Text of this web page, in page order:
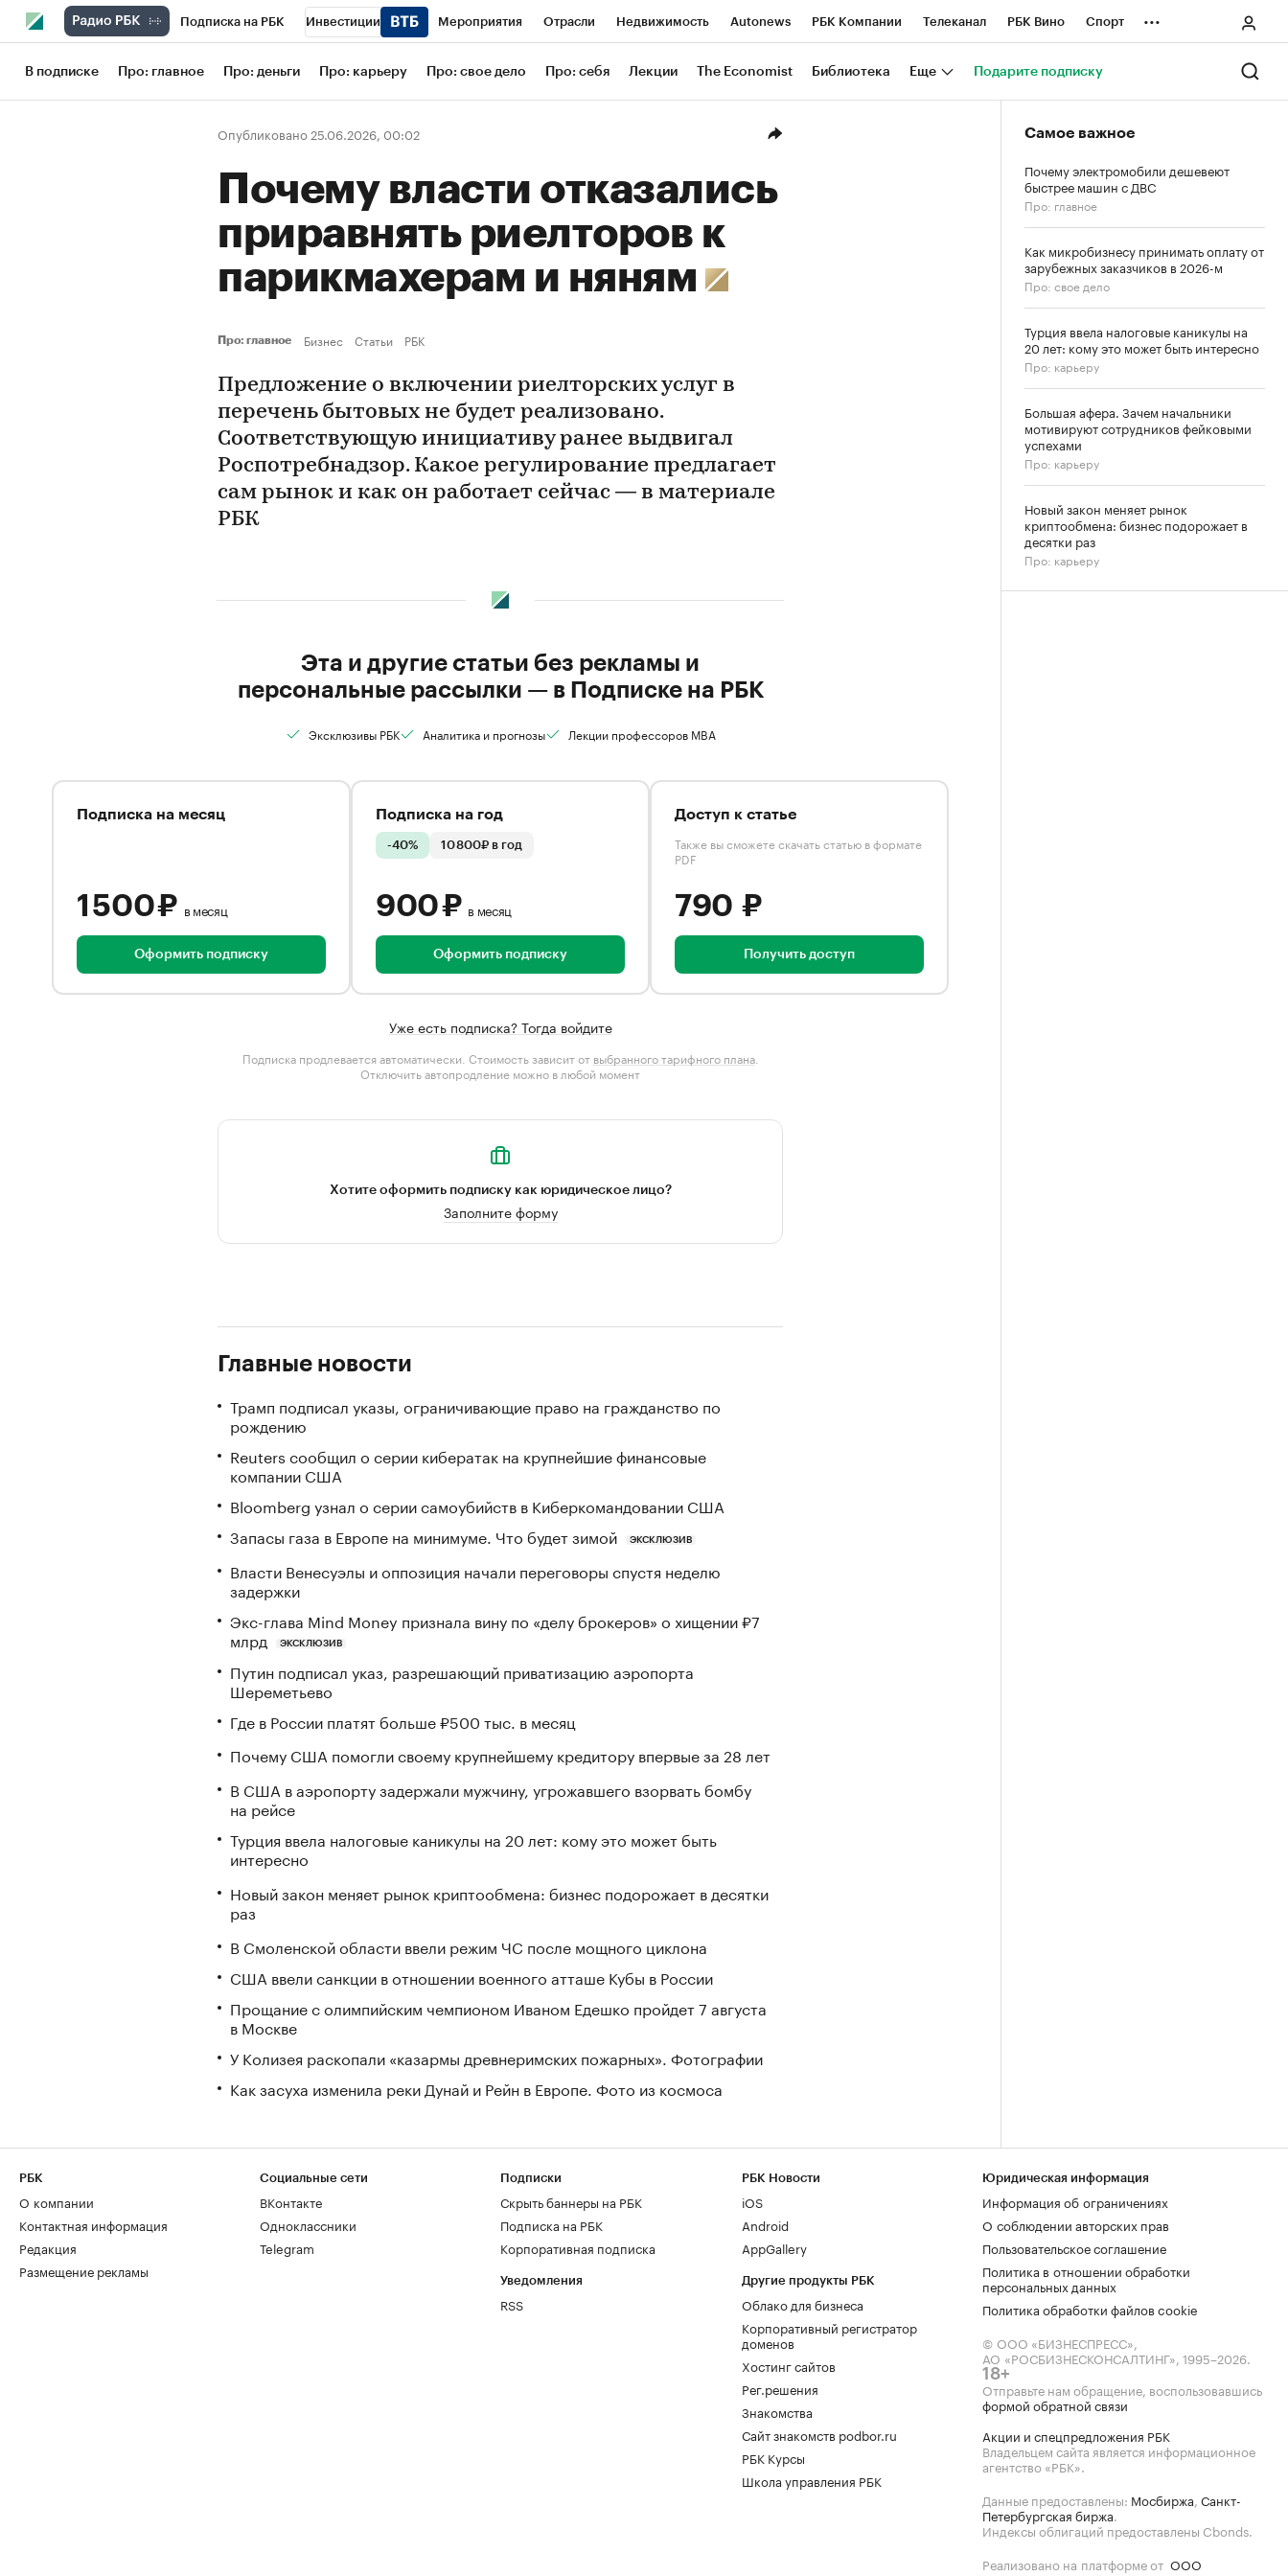
Подписка на РБК Инвестиции Мероприятия Отрасли Недвижимость Autonews РБК Компании Телеканал РБК Вино Спорт
Школа управления РБК РБК Образование РБК Life Тренды Визионеры Национальные проекты Город
Рынок наличной валюты
...
В подписке Про: главное Про: деньги Про: карьеру Про: свое дело Про: себя Лекции The Economist Библиотека Еще Подарите подписку
Опубликовано 25.06.2026, 00:02
Почему власти отказались
приравнять риелторов к
парикмахерам и няням
Про: главное Бизнес Статьи РБК
Предложение о включении риелторских услуг в
перечень бытовых не будет реализовано.
Соответствующую инициативу ранее выдвигал
Роспотребнадзор. Какое регулирование предлагает
сам рынок и как он работает сейчас — в материале
РБК
Эта и другие статьи без рекламы и
персональные рассылки — в Подписке на РБК
Эксклюзивы РБК Аналитика и прогнозы Лекции профессоров MBA
Подписка на месяц
1 500 ₽ в месяц
Оформить подписку
Подписка на год
-40% 10 800₽ в год
900 ₽ в месяц
Оформить подписку
Доступ к статье
Также вы сможете скачать статью в формате
PDF
790 ₽
Получить доступ
Уже есть подписка? Тогда войдите
Подписка продлевается автоматически. Стоимость зависит от выбранного тарифного плана.
Отключить автопродление можно в любой момент
Хотите оформить подписку как юридическое лицо?
Заполните форму
Главные новости
Трамп подписал указы, ограничивающие право на гражданство по
рождению
Reuters сообщил о серии кибератак на крупнейшие финансовые
компании США
Bloomberg узнал о серии самоубийств в Киберкомандовании США
Запасы газа в Европе на минимуме. Что будет зимой
ЭКСКЛЮЗИВ
Власти Венесуэлы и оппозиция начали переговоры спустя неделю
задержки
Экс-глава Mind Money признала вину по «делу брокеров» о хищении ₽7
млрд
ЭКСКЛЮЗИВ
Путин подписал указ, разрешающий приватизацию аэропорта
Шереметьево
Где в России платят больше ₽500 тыс. в месяц
Почему США помогли своему крупнейшему кредитору впервые за 28 лет
В США в аэропорту задержали мужчину, угрожавшего взорвать бомбу
на рейсе
Турция ввела налоговые каникулы на 20 лет: кому это может быть
интересно
Новый закон меняет рынок криптообмена: бизнес подорожает в десятки
раз
В Смоленской области ввели режим ЧС после мощного циклона
США ввели санкции в отношении военного атташе Кубы в России
Прощание с олимпийским чемпионом Иваном Едешко пройдет 7 августа
в Москве
У Колизея раскопали «казармы древнеримских пожарных». Фотографии
Как засуха изменила реки Дунай и Рейн в Европе. Фото из космоса
Самое важное
Почему электромобили дешевеют
быстрее машин с ДВС
Про: главное
Как микробизнесу принимать оплату от
зарубежных заказчиков в 2026-м
Про: свое дело
Турция ввела налоговые каникулы на
20 лет: кому это может быть интересно
Про: карьеру
Большая афера. Зачем начальники
мотивируют сотрудников фейковыми
успехами
Про: карьеру
Новый закон меняет рынок
криптообмена: бизнес подорожает в
десятки раз
Про: карьеру
РБК
О компании
Контактная информация
Редакция
Размещение рекламы
Социальные сети
ВКонтакте
Одноклассники
Telegram
Подписки
Скрыть баннеры на РБК
Подписка на РБК
Корпоративная подписка
Уведомления
RSS
РБК Новости
iOS
Android
AppGallery
Другие продукты РБК
Облако для бизнеса
Корпоративный регистратор
доменов
Хостинг сайтов
Рег.решения
Знакомства
Сайт знакомств podbor.ru
РБК Курсы
Школа управления РБК
Юридическая информация
Информация об ограничениях
О соблюдении авторских прав
Пользовательское соглашение
Политика в отношении обработки
персональных данных
Политика обработки файлов cookie
© ООО «БИЗНЕСПРЕСС»,
АО «РОСБИЗНЕСКОНСАЛТИНГ», 1995–2026.
18+
Отправьте нам обращение, воспользовавшись
формой обратной связи
Акции и спецпредложения РБК
Владельцем сайта является информационное
агентство «РБК».
Данные предоставлены: Мосбиржа, Санкт-
Петербургская биржа.
Индексы облигаций предоставлены Cbonds.
Реализовано на платформе от ООО